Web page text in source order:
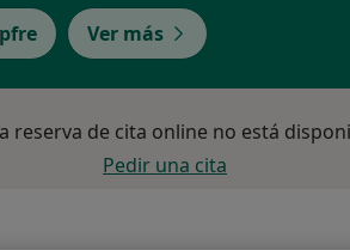
Ver más
reserva de cita online no está
Pedir una cita